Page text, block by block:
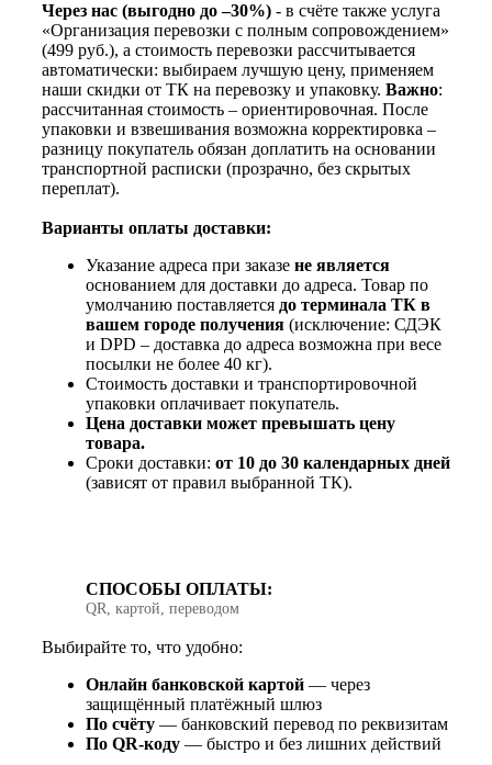
Через нас (выгодно до –30%) - в счёте также услуга
«Организация перевозки с полным сопровождением»
(499 руб.), а стоимость перевозки рассчитывается
автоматически: выбираем лучшую цену, применяем
наши скидки от ТК на перевозку и упаковку. Важно:
рассчитанная стоимость – ориентировочная. После
упаковки и взвешивания возможна корректировка –
разницу покупатель обязан доплатить на основании
транспортной расписки (прозрачно, без скрытых
переплат).
Варианты оплаты доставки:
Указание адреса при заказе не является
основанием для доставки до адреса. Товар по
умолчанию поставляется до терминала ТК в
вашем городе получения (исключение: СДЭК
и DPD – доставка до адреса возможна при весе
посылки не более 40 кг).
Стоимость доставки и транспортировочной
упаковки оплачивает покупатель.
Цена доставки может превышать цену
товара.
Сроки доставки: от 10 до 30 календарных дней
(зависят от правил выбранной ТК).
СПОСОБЫ ОПЛАТЫ:
QR, картой, переводом
Выбирайте то, что удобно:
Онлайн банковской картой — через
защищённый платёжный шлюз
По счёту — банковский перевод по реквизитам
По QR‑коду — быстро и без лишних действий